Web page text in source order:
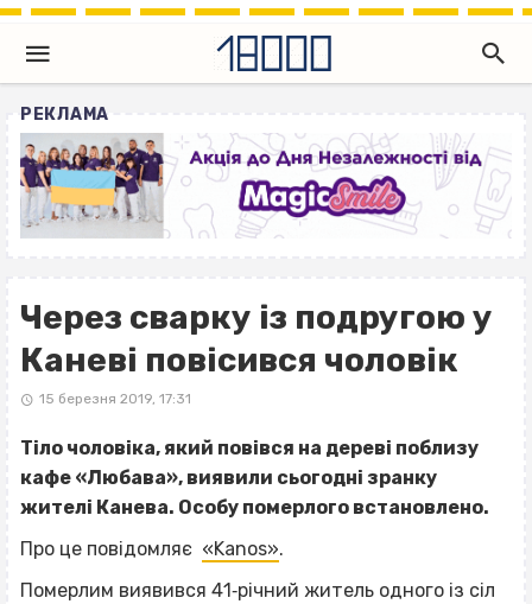
РЕКЛАМА
Через сварку із подругою у
Каневі повісився чоловік
15 березня 2019, 17:31
Тіло чоловіка, який повівся на дереві поблизу
кафе «Любава», виявили сьогодні зранку
жителі Канева. Особу померлого встановлено.
Про це повідомляє «Kanos».
Померлим виявився 41‐річний житель одного із сіл